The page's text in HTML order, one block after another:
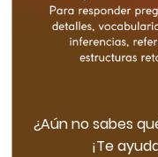
¿Aún no sabes
¡Te